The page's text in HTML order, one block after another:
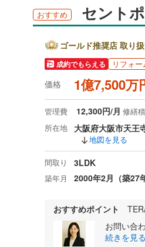
おすすめ セント
ゴールド推奨店 取り
成約でもらえる リフォー
価格 1億7,500万
管理費 12,300円/月 修繕
所在地
大阪府大阪市天王
地図を見る
間取り 3LDK
築年月 2000年2月（築27
おすすめポイント
お問い合
続きを見る